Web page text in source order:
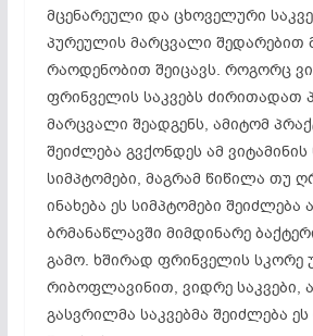
მცენარეული და ცხოველური
პურეულის მარცვალი შედარებით
რაოდენობით შეიცავს. როგორც
ფრინველის საკვებს ძირითადათ
მარცვალი შეადგენს, ამიტომ
შეიძლება გვქონდეს ამ
სიმპტომები, მაგრამ წიწილა თუ
ინახება ეს სიმპტომები შეიძლება
ბრმანაწლავში მიმდინარე
გამო. ხშირად ფრინველის
რიბოფლავინით, ვიდრე საკვები,
გასვრილმა საკვებმა შეიძლება